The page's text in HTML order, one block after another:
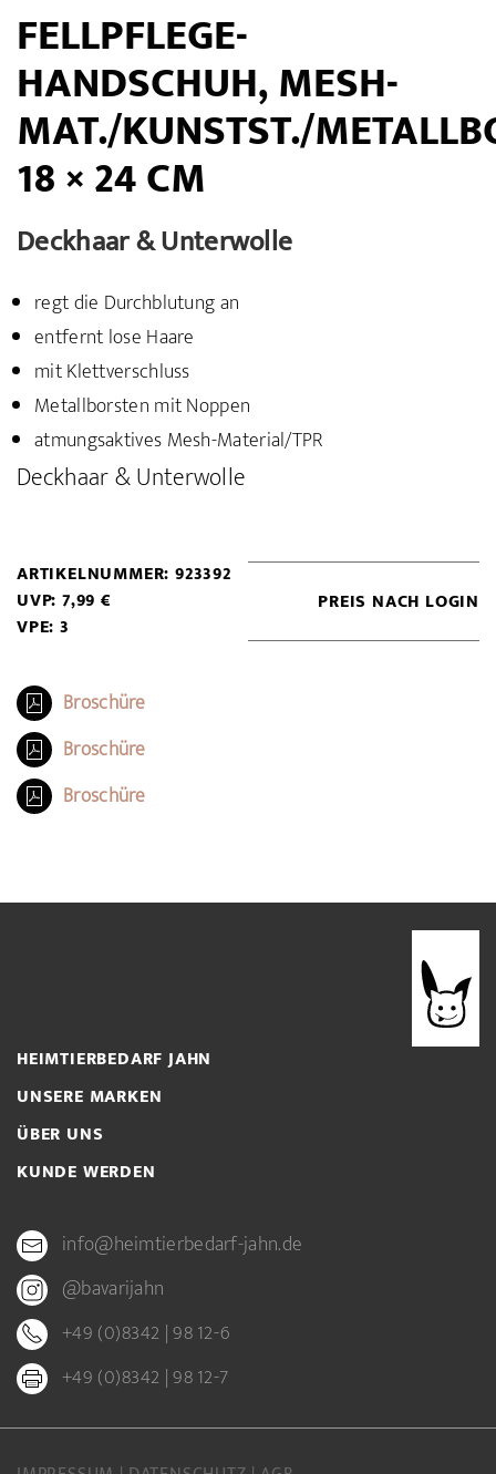
FELLPFLEGE-
HANDSCHUH, MESH-
MAT./KUNSTST./
18 × 24 CM
Deckhaar & Unterwolle
regt die Durchblutung an
entfernt lose Haare
mit Klettverschluss
Metallborsten mit Noppen
atmungsaktives Mesh-Material/TPR
Deckhaar & Unterwolle
ARTIKELNUMMER: 923392
UVP: 7,99 €
VPE: 3
PREIS NACH LOGIN
Broschüre
Broschüre
Broschüre
HEIMTIERBEDARF JAHN
UNSERE MARKEN
ÜBER UNS
KUNDE WERDEN
info@heimtierbedarf-jahn.de
@bavarijahn
+49 (0)8342 | 98 12-6
+49 (0)8342 | 98 12-7